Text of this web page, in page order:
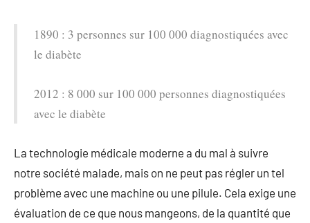
1890 : 3 personnes sur 100 000 diagnostiquées avec
le diabète
2012 : 8 000 sur 100 000 personnes diagnostiquées
avec le diabète
La technologie médicale moderne a du mal à suivre
notre société malade, mais on ne peut pas régler un tel
problème avec une machine ou une pilule. Cela exige une
évaluation de ce que nous mangeons, de la quantité que